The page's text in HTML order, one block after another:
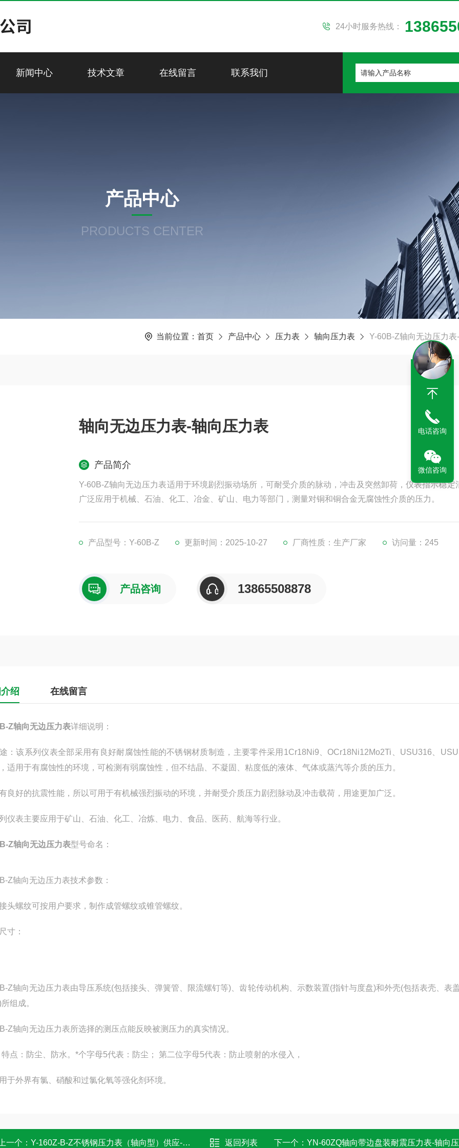
24小时服务热线：
新闻中心 技术文章 在线留言 联系我们
产品中心
PRODUCTS CENTER
当前位置： 首页 产品中心 压力表 轴向压力表 Y-60B-Z轴向无边压力
轴向无边压力表-轴向压力表
产品简介
Y-60B-Z轴向无边压力表适用于环境剧烈振动场所，可耐受介质的脉动，冲击及突然卸荷，仪表指示稳定
广泛应用于机械、石油、化工、冶金、矿山、电力等部门，测量对铜和铜合金无腐蚀性介质的压力。
产品型号：Y-60B-Z 更新时间：2025-10-27 厂商性质：生产厂家 访问量：245
产品咨询 13865508878
绍 在线留言
Z轴向无边压力表详细说明：
：该系列仪表全部采用有良好耐腐蚀性能的不锈钢材质制造，主要零件采用1Cr18Ni9、OCr18Ni12Mo2Ti、USU316、
适用于有腐蚀性的环境，可检测有弱腐蚀性，但不结晶、不凝固、粘度低的液体、气体或蒸汽等介质的压力。
良好的抗震性能，所以可用于有机械强烈振动的环境，并耐受介质压力剧烈脉动及冲击载荷，用途更加广泛。
仪表主要应用于矿山、石油、化工、冶炼、电力、食品、医药、航海等行业。
Z轴向无边压力表型号命名：
Z轴向无边压力表技术参数：
头螺纹可按用户要求，制作成管螺纹或锥管螺纹。
寸：
Z轴向无边压力表由导压系统(包括接头、弹簧管、限流螺钉等)、齿轮传动机构、示数装置(指针与度盘)和外壳(包括表壳、表
组成。
Z轴向无边压力表所选择的测压点能反映被测压力的真实情况。
点：防尘、防水。*个字母5代表：防尘； 第二位字母5代表：防止喷射的水侵入，
于外界有氯、硝酸和过氯化氧等强化剂环境。
一个： Y-160Z-B-Z不锈钢压力表（轴向型）供应-轴向压力表 返回列表 下一个： YN-60ZQ轴向带边盘装耐震压力表-轴向压力表
电话咨询
微信咨询